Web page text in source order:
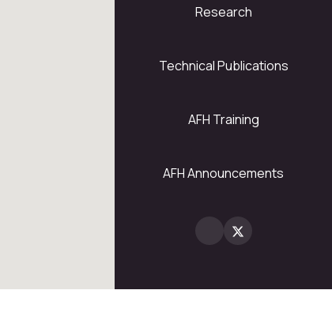
Research
Technical Publications
AFH Training
AFH Announcements